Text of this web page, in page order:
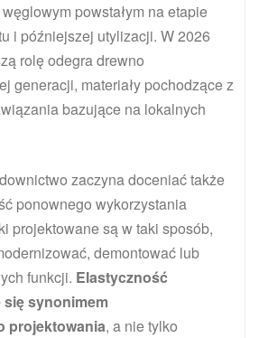
powstałym na etapie
i późniejszej utylizacji. W 2026
rolę odegra drewno
generacji, materiały pochodzące z
bazujące na lokalnych
zaczyna doceniać także
ponownego wykorzystania
projektowane są w taki sposób,
demontować lub
funkcji. Elastyczność
się synonimem
projektowania, a nie tylko